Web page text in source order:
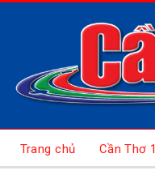
Trang chủ Cần Thơ 1